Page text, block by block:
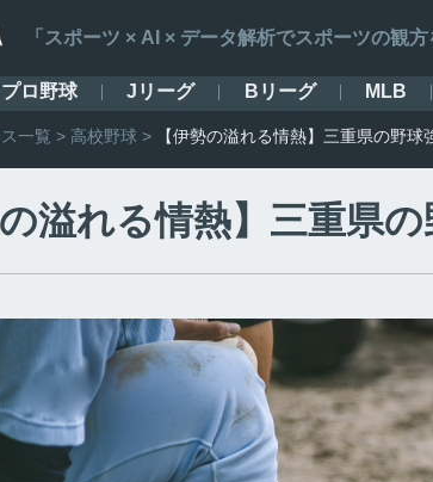
「スポーツ × AI × データ解析でスポーツの観方
プロ野球 Jリーグ Bリーグ MLB
一覧 > 高校野球 > 【伊勢の溢れる情熱】三重県の野球
の溢れる情熱】三重県